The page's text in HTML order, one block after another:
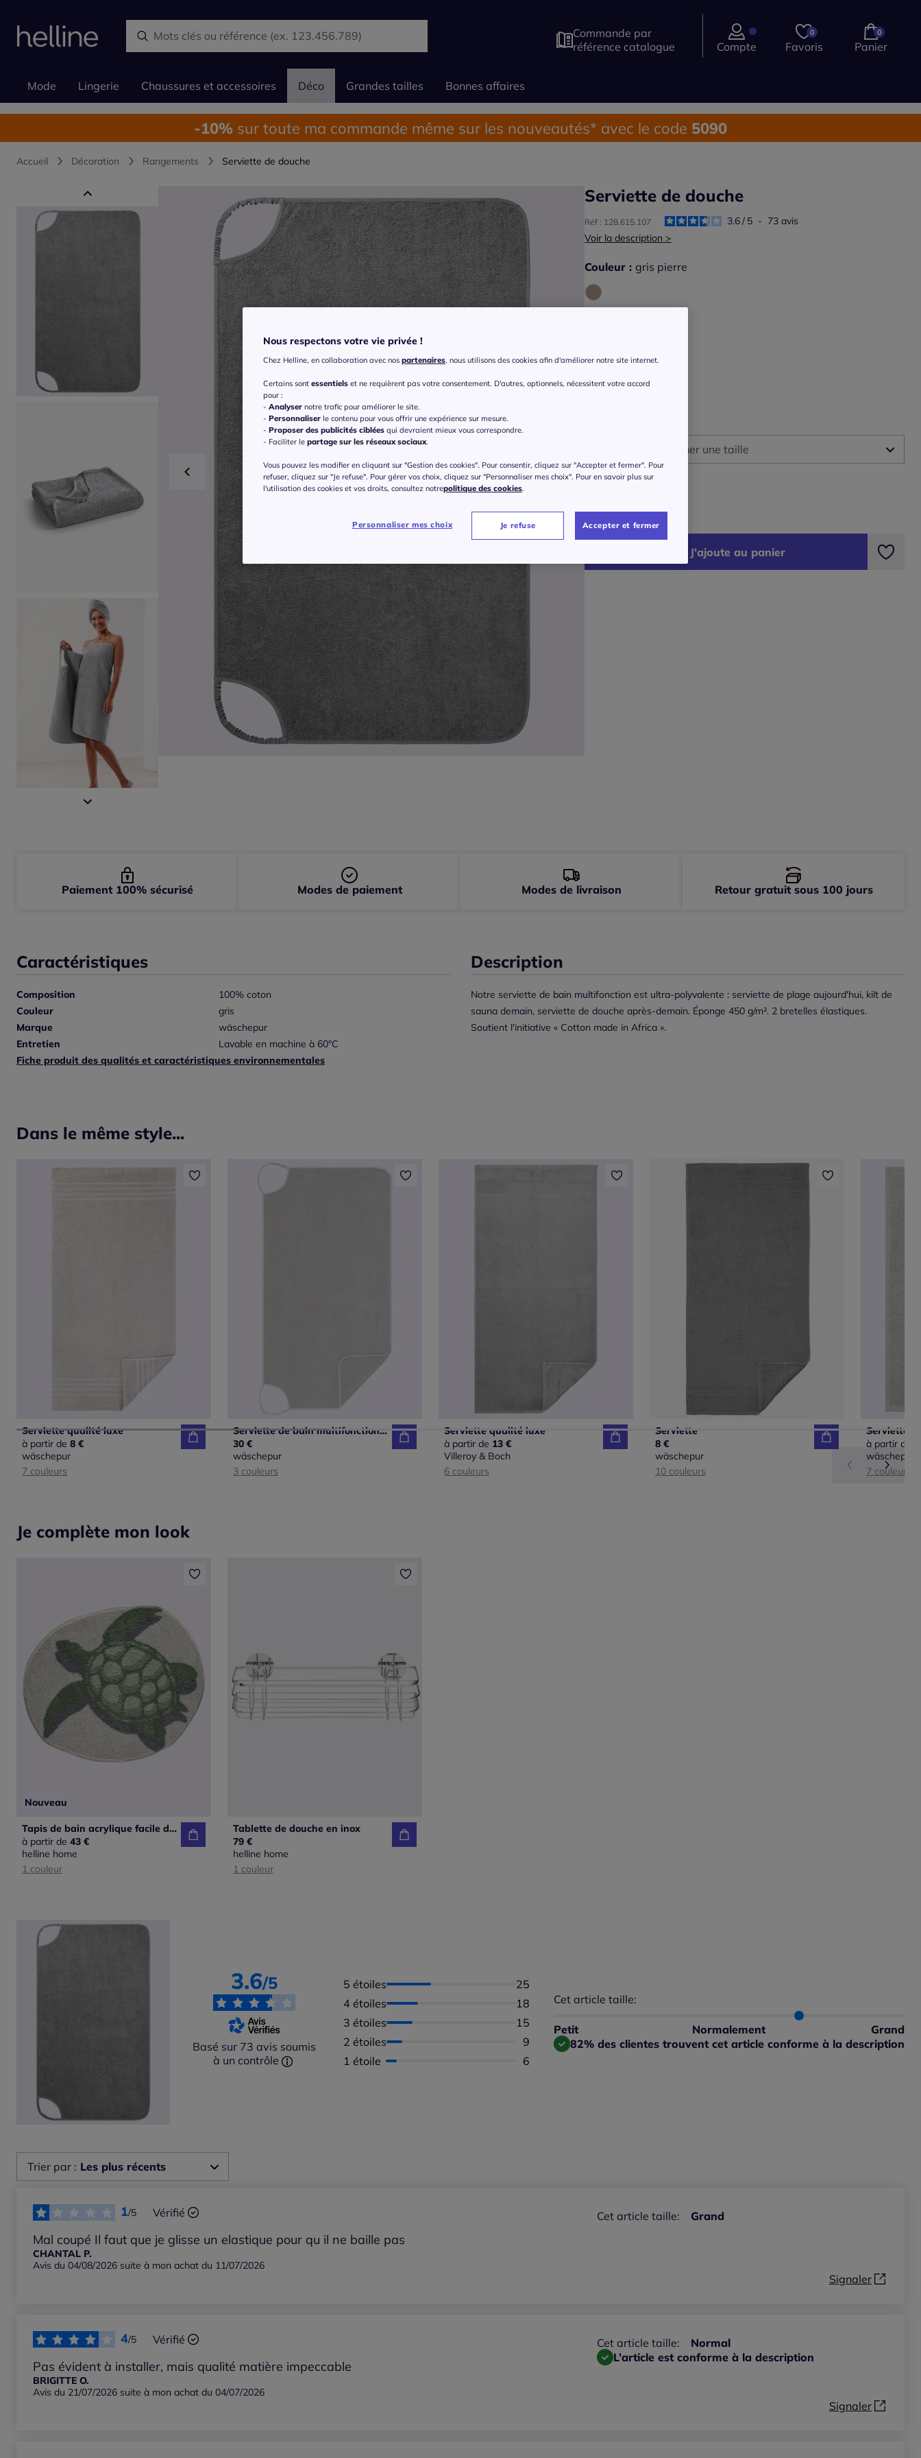
Commande par
référence catalogue
Compte
0
Favoris
0
Panier
Mode Lingerie Chaussures et accessoires Déco Grandes tailles Bonnes affaires
-10% sur toute ma commande même sur les nouveautés* avec le code 5090
Accueil Décoration Rangements Serviette de douche
Serviette de douche
Réf : 128.615.107 3.6/ 5 - 73avis
Voir la description >
Couleur :gris pierre
Choisir une couleur :
Veuillez sélectionner une taille
40-42 -Disponible dans 4 semaines
44-46 -
Guide des tailles
30€
J'ajoute au panier
Caractéristiques
Composition
100% coton
Couleur
gris
Marque
wäschepur
Entretien
Lavable en machine à 60°C
Fiche produit des qualités et caractéristiques environnementales
Description
Notre serviette de bain multifonction est ultra-polyvalente : serviette de plage aujourd'hui, kilt de
sauna demain, serviette de douche après-demain. Éponge 450 g/m². 2 bretelles élastiques.
Soutient l'initiative « Cotton made in Africa ».
Paiement 100% sécurisé Modes de paiement Modes de livraison Retour gratuit sous 100 jours
Dans le même style...
Serviette qualité luxe
à partir de 8 €
wäschepur
7 couleurs
Serviette de bain multifonction superbe qualité
30 €
wäschepur
3 couleurs
Serviette qualité luxe
à partir de 13 €
Villeroy & Boch
6 couleurs
Serviette
8 €
wäschepur
10 couleurs
Serviette
à partir de
wäschepur
7 couleurs
Je complète mon look
Nouveau
Tapis de bain acrylique facile d'entretien
à partir de 43 €
helline home
1 couleur
Tablette de douche en inox
79 €
helline home
1 couleur
3.6/5
Basé sur 73 avis soumis
à un contrôle
5 étoiles Nombre d'avis :
25
4 étoiles
Nombre d'avis :
18
3 étoiles
Nombre d'avis :
15
2 étoiles
Nombre d'avis :
9
1 étoile
Nombre d'avis :
6
Cet article taille:
Petit Normalement Grand
Répartition du taillant selon les avis clients
Taille grand : 35%
82% des clientes trouvent cet article conforme à la description
Trier par : Les plus récents
Les plus anciens
1/5 Vérifié
Mal coupé Il faut que je glisse un elastique pour qu il ne baille pas
CHANTAL P.
Avis du 04/08/2026 suite à mon achat du 11/07/2026
Cet article taille: Grand
Signaler
4/5 Vérifié
Pas évident à installer, mais qualité matière impeccable
BRIGITTE O.
Avis du 21/07/2026 suite à mon achat du 04/07/2026
Cet article taille:
Normal
L’article est conforme à la description
Signaler
Nous respectons votre vie privée !
Chez Helline, en collaboration avec nos partenaires, nous utilisons des cookies afin d'améliorer notre site internet.
Certains sont essentiels et ne requièrent pas votre consentement. D'autres, optionnels, nécessitent votre accord
pour :
- Analyser notre trafic pour améliorer le site.
- Personnaliser le contenu pour vous offrir une expérience sur mesure.
- Proposer des publicités ciblées qui devraient mieux vous correspondre.
- Faciliter le partage sur les réseaux sociaux.
Vous pouvez les modifier en cliquant sur "Gestion des cookies". Pour consentir, cliquez sur "Accepter et fermer". Pour
refuser, cliquez sur "Je refuse". Pour gérer vos choix, cliquez sur "Personnaliser mes choix". Pour en savoir plus sur
l'utilisation des cookies et vos droits, consultez notrepolitique des cookies.
Personnaliser mes choix Je refuse Accepter et fermer